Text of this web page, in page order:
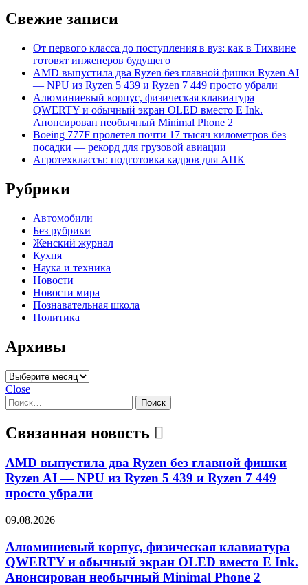
Свежие записи
От первого класса до поступления в вуз: как в Тихвине
готовят инженеров будущего
AMD выпустила два Ryzen без главной фишки Ryzen AI
— NPU из Ryzen 5 439 и Ryzen 7 449 просто убрали
Алюминиевый корпус, физическая клавиатура
QWERTY и обычный экран OLED вместо E Ink.
Анонсирован необычный Minimal Phone 2
Boeing 777F пролетел почти 17 тысяч километров без
посадки — рекорд для грузовой авиации
Агротехклассы: подготовка кадров для АПК
Рубрики
Автомобили
Без рубрики
Женский журнал
Кухня
Наука и техника
Новости
Новости мира
Познавательная школа
Политика
Архивы
Архивы
Close
Найти:
Связанная новость
AMD выпустила два Ryzen без главной фишки
Ryzen AI — NPU из Ryzen 5 439 и Ryzen 7 449
просто убрали
09.08.2026
Алюминиевый корпус, физическая клавиатура
QWERTY и обычный экран OLED вместо E Ink.
Анонсирован необычный Minimal Phone 2